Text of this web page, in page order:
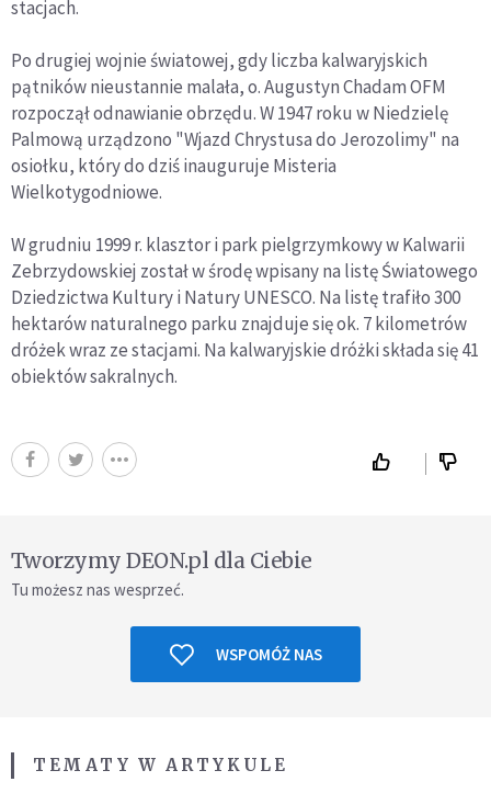
stacjach.
Po drugiej wojnie światowej, gdy liczba kalwaryjskich
pątników nieustannie malała, o. Augustyn Chadam OFM
rozpoczął odnawianie obrzędu. W 1947 roku w Niedzielę
Palmową urządzono "Wjazd Chrystusa do Jerozolimy" na
osiołku, który do dziś inauguruje Misteria
Wielkotygodniowe.
W grudniu 1999 r. klasztor i park pielgrzymkowy w Kalwarii
Zebrzydowskiej został w środę wpisany na listę Światowego
Dziedzictwa Kultury i Natury UNESCO. Na listę trafiło 300
hektarów naturalnego parku znajduje się ok. 7 kilometrów
dróżek wraz ze stacjami. Na kalwaryjskie dróżki składa się 41
obiektów sakralnych.
Tworzymy DEON.pl dla Ciebie
Tu możesz nas wesprzeć.
WSPOMÓŻ NAS
TEMATY W ARTYKULE